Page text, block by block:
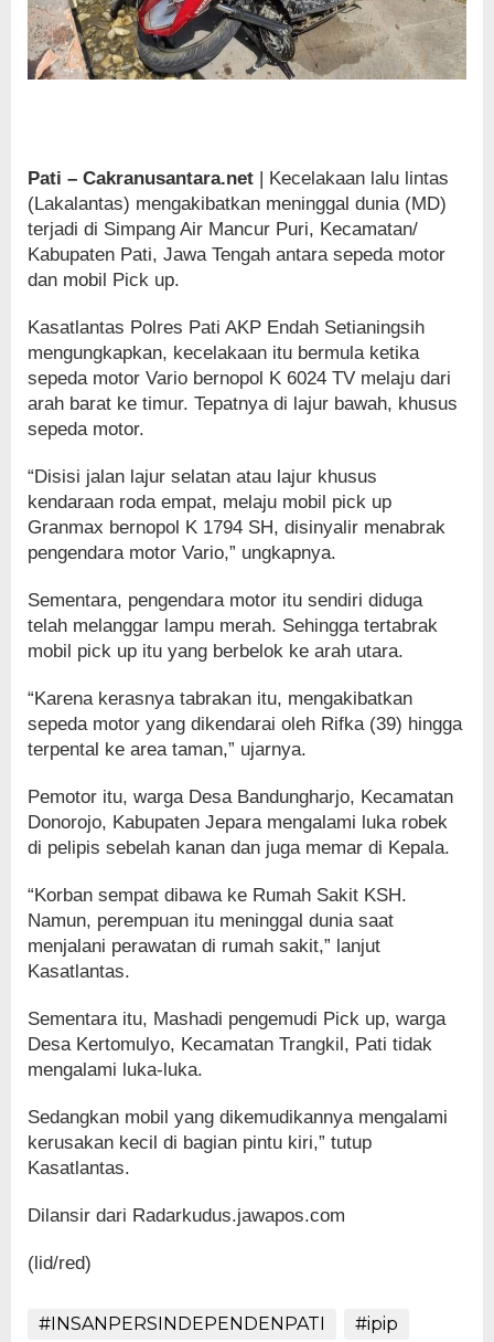
Pati – Cakranusantara.net | Kecelakaan lalu lintas
(Lakalantas) mengakibatkan meninggal dunia (MD)
terjadi di Simpang Air Mancur Puri, Kecamatan/
Kabupaten Pati, Jawa Tengah antara sepeda motor
dan mobil Pick up.
Kasatlantas Polres Pati AKP Endah Setianingsih
mengungkapkan, kecelakaan itu bermula ketika
sepeda motor Vario bernopol K 6024 TV melaju dari
arah barat ke timur. Tepatnya di lajur bawah, khusus
sepeda motor.
“Disisi jalan lajur selatan atau lajur khusus
kendaraan roda empat, melaju mobil pick up
Granmax bernopol K 1794 SH, disinyalir menabrak
pengendara motor Vario,” ungkapnya.
Sementara, pengendara motor itu sendiri diduga
telah melanggar lampu merah. Sehingga tertabrak
mobil pick up itu yang berbelok ke arah utara.
“Karena kerasnya tabrakan itu, mengakibatkan
sepeda motor yang dikendarai oleh Rifka (39) hingga
terpental ke area taman,” ujarnya.
Pemotor itu, warga Desa Bandungharjo, Kecamatan
Donorojo, Kabupaten Jepara mengalami luka robek
di pelipis sebelah kanan dan juga memar di Kepala.
“Korban sempat dibawa ke Rumah Sakit KSH.
Namun, perempuan itu meninggal dunia saat
menjalani perawatan di rumah sakit,” lanjut
Kasatlantas.
Sementara itu, Mashadi pengemudi Pick up, warga
Desa Kertomulyo, Kecamatan Trangkil, Pati tidak
mengalami luka-luka.
Sedangkan mobil yang dikemudikannya mengalami
kerusakan kecil di bagian pintu kiri,” tutup
Kasatlantas.
Dilansir dari Radarkudus.jawapos.com
(lid/red)
#INSANPERSINDEPENDENPATI #ipip